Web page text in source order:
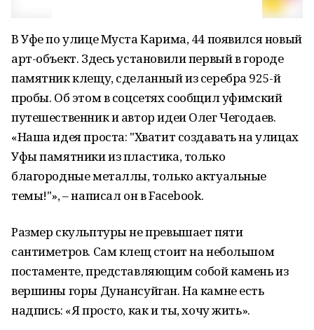
В Уфе по улице Муста Карима, 44 появился новый
арт-объект. Здесь установили первый в городе
памятник клещу, сделанный из серебра 925-й
пробы. Об этом в соцсетях сообщил уфимский
путешественник и автор идеи Олег Чегодаев.
«Наша идея проста: "Хватит создавать на улицах
Уфы памятники из пластика, только
благородные металлы, только актуальные
темы!"», – написал он в Facebook.
Размер скульптуры не превышает пяти
сантиметров. Сам клещ стоит на небольшом
постаменте, представляющим собой камень из
вершины горы Дунансуйган. На камне есть
надпись: «Я просто, как и ты, хочу жить».